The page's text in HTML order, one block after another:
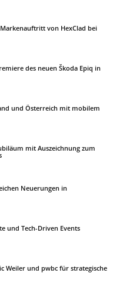
von HexClad bei
des neuen Škoda Epiq in
und Österreich mit mobilem
mit Auszeichnung zum
Neuerungen in
und Tech-Driven Events
Weiler und pwbc für strategische